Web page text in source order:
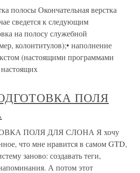
полосы Окончательная верстка
сведется к следующим
на полосу служебной
колонтитулов);• наполнение
(настоящими программами
настоящих
ПОЛЯ
ПОЛЯ ДЛЯ СЛОНА Я хочу
что мне нравится в самом GTD,
заново: создавать теги,
А потом этот